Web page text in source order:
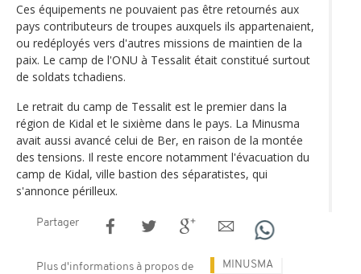
Ces équipements ne pouvaient pas être retournés aux
pays contributeurs de troupes auxquels ils appartenaient,
ou redéployés vers d'autres missions de maintien de la
paix. Le camp de l'ONU à Tessalit était constitué surtout
de soldats tchadiens.
Le retrait du camp de Tessalit est le premier dans la
région de Kidal et le sixième dans le pays. La Minusma
avait aussi avancé celui de Ber, en raison de la montée
des tensions. Il reste encore notamment l'évacuation du
camp de Kidal, ville bastion des séparatistes, qui
s'annonce périlleux.
Partager
Plus d'informations à propos de MINUSMA